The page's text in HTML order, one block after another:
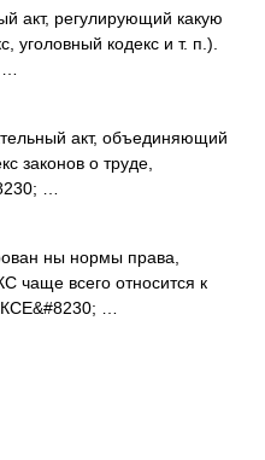
акт, регулирующий какую
уголовный кодекс и т. п.).
акт, объединяющий
законов о труде,
…
ны нормы права,
чаще всего относится к
…